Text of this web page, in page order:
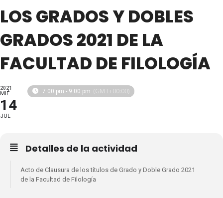
LOS GRADOS Y DOBLES
GRADOS 2021 DE LA
FACULTAD DE FILOLOGÍA
2021
MIÉ
14
JUL
7:00 pm - 9:00 pm (GMT+00:00)
Detalles de la actividad
Acto de Clausura de los títulos de Grado y Doble Grado 2021
de la Facultad de Filología